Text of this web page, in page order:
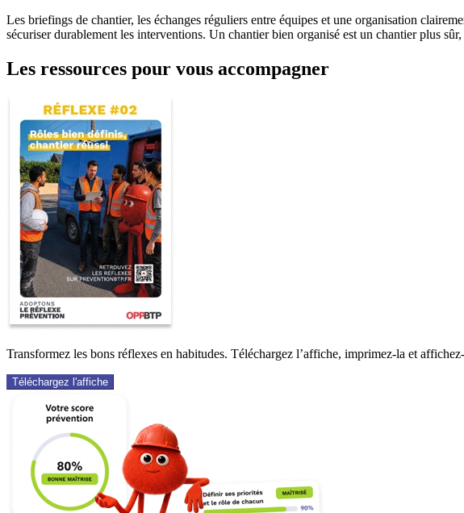
Les briefings de chantier, les échanges réguliers entre équipes et une organisation
sécuriser durablement les interventions. Un chantier bien organisé est un chantier plus
Les ressources pour vous accompagner
Transformez les bons réflexes en habitudes. Téléchargez l’affiche, imprimez-la et
Téléchargez l'affiche